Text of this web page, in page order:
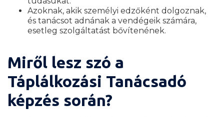
Azoknak, akik személyi edzőként dolgoznak,
és tanácsot adnának a vendégeik számára,
esetleg szolgáltatást bővítenének.
Miről lesz szó a
Táplálkozási Tanácsadó
képzés során?